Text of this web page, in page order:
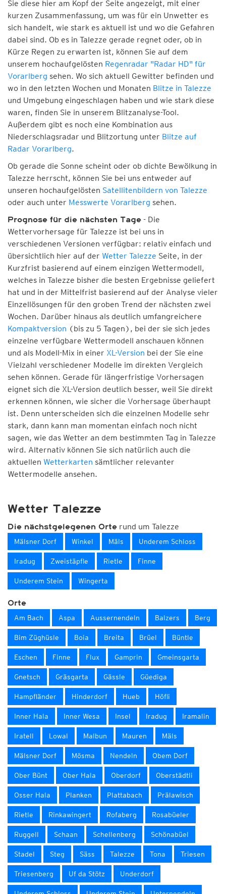
Sie diese hier am Kopf der Seite angezeigt, mit einer
kurzen Zusammenfassung, um was für ein Unwetter es
sich handelt, wie stark es aktuell ist und wo die Gefahren
dabei sind. Ob es in Talezze gerade regnet oder, ob in
Kürze Regen zu erwarten ist, können Sie auf dem
unserem hochaufgelösten Regenradar "Radar HD" für
Vorarlberg sehen. Wo sich aktuell Gewitter befinden und
wo in den letzten Wochen und Monaten Blitze in Talezze
und Umgebung eingeschlagen haben und wie stark diese
waren, finden Sie in unserem Blitzanalyse-Tool.
Außerdem gibt es noch eine Kombination aus
Niederschlagsradar und Blitzortung unter Blitze auf
Radar Vorarlberg.
Ob gerade die Sonne scheint oder ob dichte Bewölkung in
Talezze herrscht, können Sie bei uns entweder auf
unseren hochaufgelösten Satellitenbildern von Talezze
oder auch unter Messwerte Vorarlberg sehen.
Prognose für die nächsten Tage - Die
Wettervorhersage für Talezze ist bei uns in
verschiedenen Versionen verfügbar: relativ einfach und
übersichtlich hier auf der Wetter Talezze Seite, in der
Kurzfrist basierend auf einem einzigen Wettermodell,
welches in Talezze bisher die besten Ergebnisse geliefert
hat und in der Mittelfrist basierend auf der Analyse vieler
Einzellösungen für den groben Trend der nächsten zwei
Wochen. Darüber hinaus als deutlich umfangreichere
Kompaktversion (bis zu 5 Tagen), bei der sie sich jedes
einzelne verfügbare Wettermodell anschauen können
und als Modell-Mix in einer XL-Version bei der Sie eine
Vielzahl verschiedener Modelle im direkten Vergleich
sehen können. Gerade für längerfristige Vorhersagen
eignet sich die XL-Version deutlich besser, weil Sie direkt
erkennen können, wie sicher die Vorhersage überhaupt
ist. Denn unterscheiden sich die einzelnen Modelle sehr
stark, dann kann man momentan einfach noch nicht
sagen, wie das Wetter an dem bestimmten Tag in Talezze
wird. Alternativ können Sie sich natürlich auch die
aktuellen Wetterkarten sämtlicher relevanter
Wettermodelle ansehen.
Wetter Talezze
Die nächstgelegenen Orte rund um Talezze
Mälsner Dorf Winkel Mäls Underem Schloss
Iradug Zweistäpfle Rietle Finne
Underem Stein Wingerta
Orte
Am Bach Aspa Aussernendeln Balzers Berg
Bim Züghüsle Boia Breita Brüel Büntle
Eschen Finne Flux Gamprin Gmeinsgarta
Gnetsch Gräsgarta Gässle Güediga
Hampfländer Hinderdorf Hueb Höfli
Inner Hala Inner Wesa Insel Iradug Iramalin
Iratell Lowal Malbun Mauren Mäls
Mälsner Dorf Mösma Nendeln Obem Dorf
Ober Bünt Ober Hala Oberdorf Oberstädtli
Osser Hala Planken Plattabach Prälawisch
Rietle Rinkawingert Rofaberg Rosabüeler
Ruggell Schaan Schellenberg Schönabüel
Stadel Steg Säss Talezze Tona Triesen
Triesenberg Uf da Stötz Underdorf